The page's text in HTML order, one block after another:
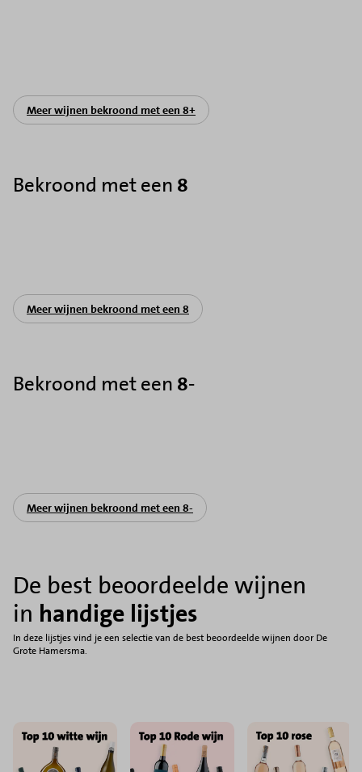
Meer wijnen bekroond met een 8+
Bekroond met een 8
Meer wijnen bekroond met een 8
Bekroond met een 8-
Meer wijnen bekroond met een 8-
De best beoordeelde wijnen
in handige lijstjes
In deze lijstjes vind je een selectie van de best beoordeelde wijnen door De
Grote Hamersma.